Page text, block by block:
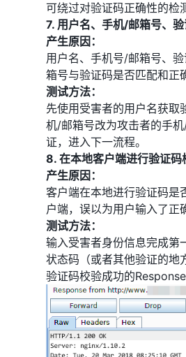
可绕过对验证码正确性的检
7. 用户名、手机/邮箱号、
产生原因：
用户名、手机号/邮箱号、
箱号与验证码是否匹配和正
测试方法：
先使用受害者的用户名获取
机/邮箱号改为攻击者的手
证，进入下一流程。
8. 在本地客户端进行验证码
产生原因：
客户端在本地进行验证码是
户端，误以为用户输入了正
测试方法：
输入受害者身份信息完成第
状态码（或者其他验证的地
验证码校验成功的Response